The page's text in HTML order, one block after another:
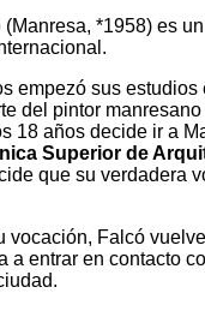
(Manresa, *1958) es
empezó sus estudios
del pintor manresano
18 años decide ir a
Superior de
que su verdadera
vocación, Falcó
a entrar en contacto